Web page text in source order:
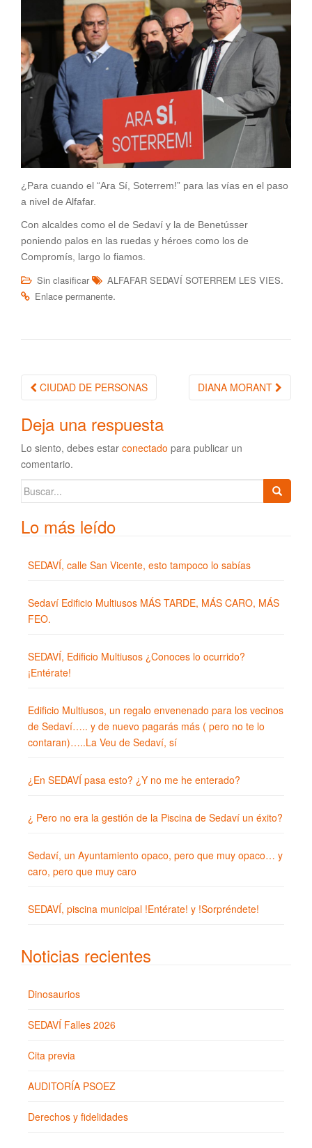
¿Para cuando el “Ara Sí, Soterrem!” para las vías en el paso
a nivel de Alfafar.
Con alcaldes como el de Sedaví y la de Benetússer
poniendo palos en las ruedas y héroes como los de
Compromís, largo lo fiamos.
Sin clasificar ALFAFAR SEDAVÍ SOTERREM LES VIES.
Enlace permanente.
Navegación de la entrada
CIUDAD DE PERSONAS DIANA MORANT
Deja una respuesta
Lo siento, debes estar conectado para publicar un
comentario.
Buscar:
Lo más leído
SEDAVÍ, calle San Vicente, esto tampoco lo sabías
Sedaví Edificio Multiusos MÁS TARDE, MÁS CARO, MÁS
FEO.
SEDAVÍ, Edificio Multiusos ¿Conoces lo ocurrido?
¡Entérate!
Edificio Multiusos, un regalo envenenado para los vecinos
de Sedaví….. y de nuevo pagarás más ( pero no te lo
contaran)…..La Veu de Sedaví, sí
¿En SEDAVÍ pasa esto? ¿Y no me he enterado?
¿ Pero no era la gestión de la Piscina de Sedaví un éxito?
Sedaví, un Ayuntamiento opaco, pero que muy opaco… y
caro, pero que muy caro
SEDAVÍ, piscina municipal !Entérate! y !Sorpréndete!
Noticias recientes
Dinosaurios
SEDAVÍ Falles 2026
Cita previa
AUDITORÍA PSOEZ
Derechos y fidelidades